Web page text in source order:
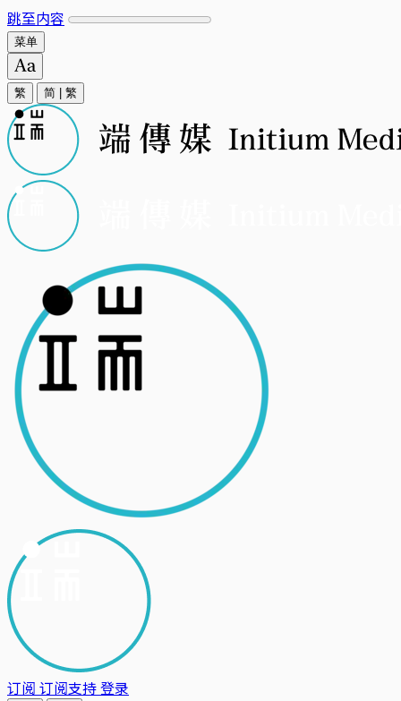
跳至内容
菜单
繁 简 繁
订阅 订阅支持登录